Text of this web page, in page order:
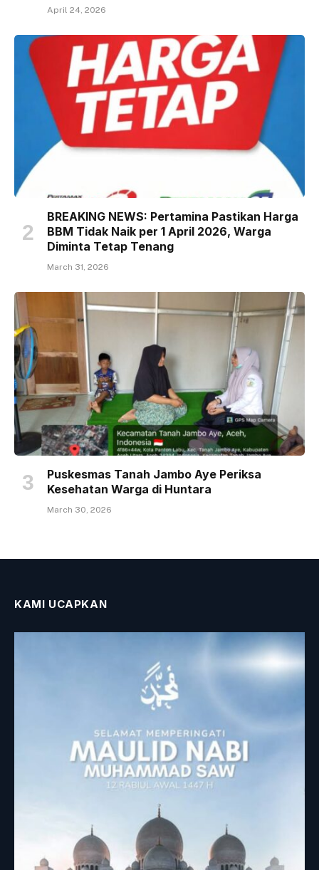
April 24, 2026
BREAKING NEWS: Pertamina Pastikan Harga
BBM Tidak Naik per 1 April 2026, Warga
Diminta Tetap Tenang
March 31, 2026
Puskesmas Tanah Jambo Aye Periksa
Kesehatan Warga di Huntara
March 30, 2026
KAMI UCAPKAN